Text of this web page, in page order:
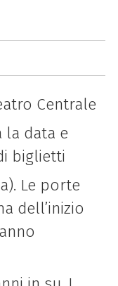
Centrale
la data e
biglietti
Le porte
dell’inizio